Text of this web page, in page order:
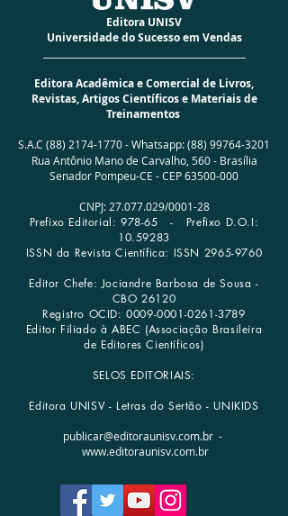
NÚMERO DA EDIÇÃO01
ANO DA EDIÇÃO2024
PUBLICADO EM:12/01/2024
IDIOMAPortuguês
AUTORA:Regina Coeli Braga
Editora UNISV
Universidade do Sucesso em Vendas
Editora Acadêmica e Comercial de Livros,
Revistas, Artigos Científicos e Materiais de
Treinamentos
S.A.C (88) 2174-1770-Whatsapp:(88) 99764-3201
Rua Antônio Mano de Carvalho, 560 - Brasília
Senador Pompeu-CE - CEP63500-000
CNPJ: 27.077.029/0001­-28
Prefixo Editorial: 978-65 - Prefixo D.O.I:
10.59283
ISSN da Revista Científica: ISSN 2965-9760
Editor Chefe: Jociandre Barbosa de Sousa -
CBO 26120
Registro OCID:0009-0001-0261-3789
Editor Filiado à ABEC (Associação Brasileira
de Editores Científicos)
SELOS EDITORIAIS:
Editora UNISV - Letras do Sertão - UNIKIDS
publicar@editoraunisv.com.br -
www.editoraunisv.com.br